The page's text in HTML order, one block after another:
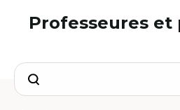
Professeures et
Search